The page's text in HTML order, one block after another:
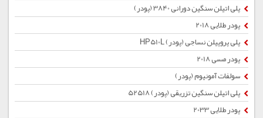
پلی اتیلن سنگین دورانی 3840 (پودر)
پودر طلایی 2018
پلی پروپیلن نساجی (پودر) HP510L
پودر مسی 2018
سولفات آمونیوم (پودر)
پلی اتیلن سنگین تزریقی (پودر) 52518
پودر طلایی 2033